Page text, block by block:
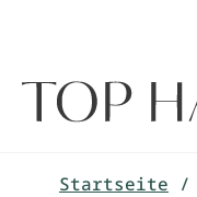
Startseite /